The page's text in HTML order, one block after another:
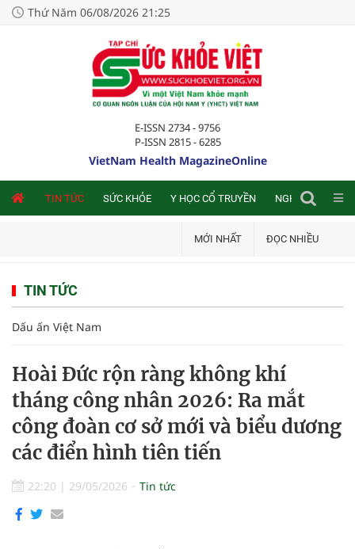
Thứ Năm 06/08/2026 21:25
E-ISSN 2734 - 9756
P-ISSN 2815 - 6285
VietNam Health MagazineOnline
TIN TỨC SỨC KHỎE Y HỌC CỔ TRUYỀN NGHIÊN CỨU
MỚI NHẤT ĐỌC NHIỀU
TIN TỨC
Dấu ấn Việt Nam
Hoài Đức rộn ràng không khí
tháng công nhân 2026: Ra mắt
công đoàn cơ sở mới và biểu dương
các điển hình tiên tiến
22:20 | 29/05/2026 Tin tức